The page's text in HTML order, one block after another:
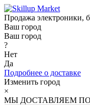
Продажа электроники,
Ваш город
Ваш город
?
Нет
Да
Подробнее о доставке
Изменить город
×
МЫ ДОСТАВЛЯЕМ